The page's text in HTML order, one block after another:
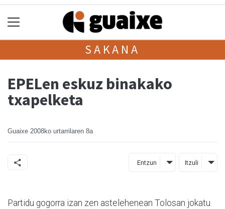
SAKANA
EPELen eskuz binakako
txapelketa
Guaixe 2008ko urtarrilaren 8a
Entzun Itzuli
Partidu gogorra izan zen astelehenean Tolosan jokatu